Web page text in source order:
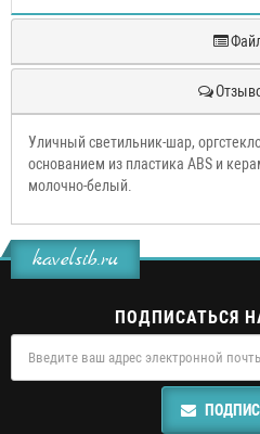
Уличный светильник-шар,
основанием из пластика ABS и
молочно-белый.
kavelsib.ru
ПОДПИСАТЬСЯ